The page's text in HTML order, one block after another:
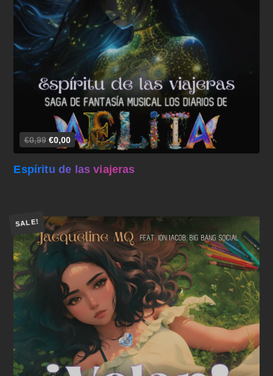
€0,99 €0,00
Añadir al carrito
Espíritu de las viajeras
SALE!
Añadir al carrito